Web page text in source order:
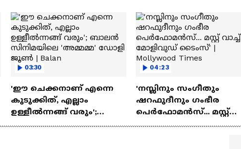
03:30
'ഈ ചെക്കനാണ് എന്നെ
കുടുക്കിത്, എല്ലാം
ഉള്ളീൽന്നങ്ങ് വരും';
ബാലൻ സിനിമയിലെ
04:23
'നസ്ലിനും സംഗീതും
ഷറഫുദീനും ഗംഭീര
പെർഫോമൻസ്... മസ്റ്റ്
വാച്ച് മോളിവുഡ്